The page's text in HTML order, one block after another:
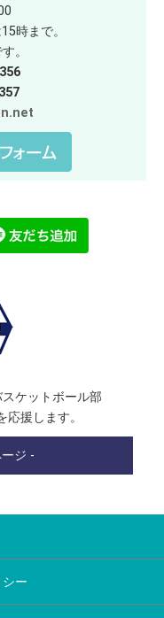
時まで。
。
ケットボール部
応援します。
ジ -
ー